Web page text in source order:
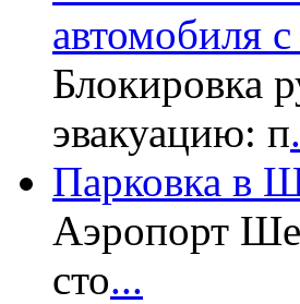
автомобиля
Блокировка
эвакуацию: п
Парковка в
Аэропорт
сто...